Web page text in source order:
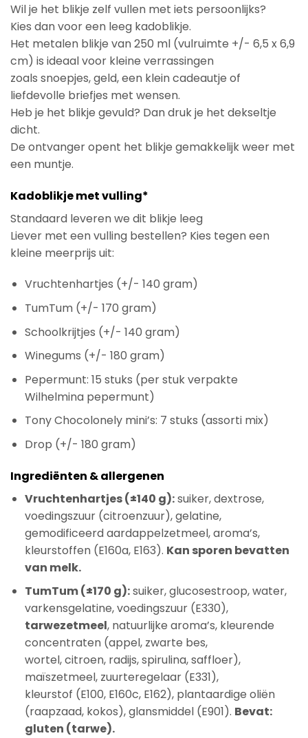
Wil je het blikje zelf vullen met iets persoonlijks?
Kies dan voor een leeg kadoblikje.
Het metalen blikje van 250 ml (vulruimte +/- 6,5 x 6,9
cm) is ideaal voor kleine verrassingen
zoals snoepjes, geld, een klein cadeautje of
liefdevolle briefjes met wensen.
Heb je het blikje gevuld? Dan druk je het dekseltje
dicht.
De ontvanger opent het blikje gemakkelijk weer met
een muntje.
Kadoblikje met vulling*
Standaard leveren we dit blikje leeg
Liever met een vulling bestellen? Kies tegen een
kleine meerprijs uit:
Vruchtenhartjes (+/- 140 gram)
TumTum (+/- 170 gram)
Schoolkrijtjes (+/- 140 gram)
Winegums (+/- 180 gram)
Pepermunt: 15 stuks (per stuk verpakte
Wilhelmina pepermunt)
Tony Chocolonely mini’s: 7 stuks (assorti mix)
Drop (+/- 180 gram)
Ingrediënten & allergenen
Vruchtenhartjes (±140 g):suiker, dextrose,
voedingszuur (citroenzuur), gelatine,
gemodificeerd aardappelzetmeel, aroma’s,
kleurstoffen (E160a, E163). Kan sporen bevatten
van melk.
TumTum (±170 g):suiker, glucosestroop, water,
varkensgelatine, voedingszuur (E330),
tarwezetmeel, natuurlijke aroma’s, kleurende
concentraten (appel, zwarte bes,
wortel, citroen, radijs, spirulina, saffloer),
maïszetmeel, zuurteregelaar (E331),
kleurstof (E100, E160c, E162), plantaardige oliën
(raapzaad, kokos), glansmiddel (E901). Bevat:
gluten (tarwe).